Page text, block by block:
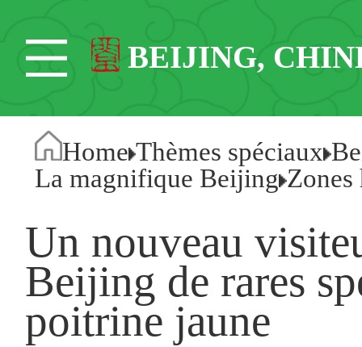
BEIJING,
Home Thèmes spéciaux
La magnifique Beijing Zones
Un nouveau
Beijing de rares
poitrine jaune